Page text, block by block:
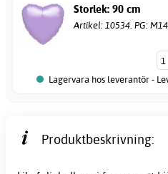
Storlek: 90 cm
Artikel: 10534. PG: M14
Lagervara hos leverantör -
Produktbeskrivning: